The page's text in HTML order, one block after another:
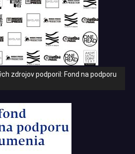
zdrojov podporil: Fond na podporu